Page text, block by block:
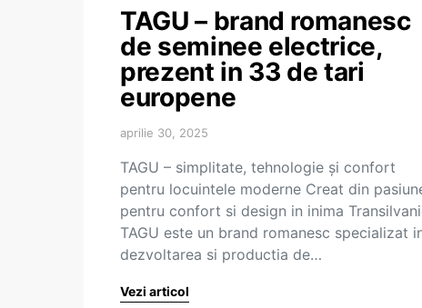
TAGU – brand romanesc
de seminee electrice,
prezent in 33 de tari
europene
aprilie 30, 2025
TAGU – simplitate, tehnologie și confort
pentru locuintele moderne Creat din
pentru confort si design in inima
TAGU este un brand romanesc specializat
dezvoltarea si productia de…
Vezi articol